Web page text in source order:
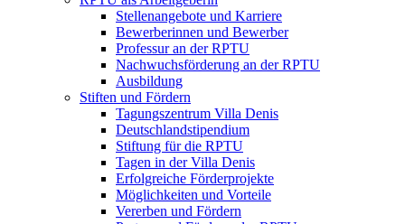
Stellenangebote und Karriere
Bewerberinnen und Bewerber
Professur an der RPTU
Nachwuchsförderung an der RPTU
Ausbildung
Stiften und Fördern
Tagungszentrum Villa Denis
Deutschlandstipendium
Stiftung für die RPTU
Tagen in der Villa Denis
Erfolgreiche Förderprojekte
Möglichkeiten und Vorteile
Vererben und Fördern